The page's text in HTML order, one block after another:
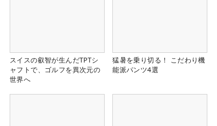
スイスの叡智が生んだTPTシ
ャフトで、ゴルフを異次元の
世界へ
猛暑を乗り切る！ こだわり機
能派パンツ4選